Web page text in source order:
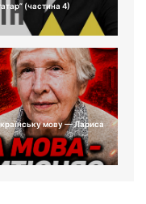
(частина 4)
мову — Лариса